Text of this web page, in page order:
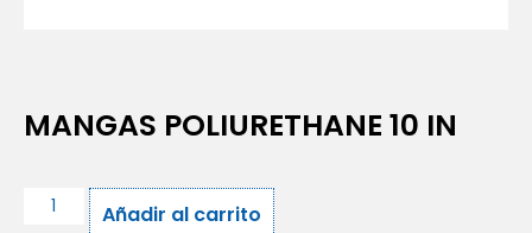
MANGAS POLIURETHANE 10 IN
Añadir al carrito